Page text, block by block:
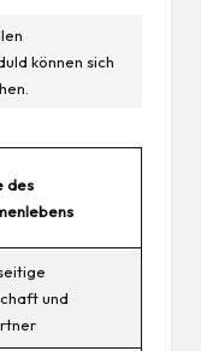
können sich
des
und